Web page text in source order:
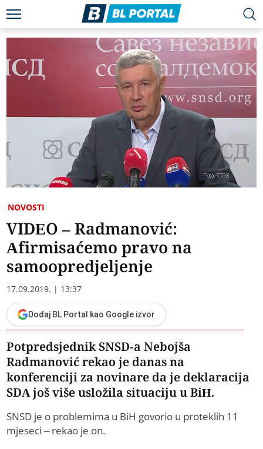
NOVOSTI
VIDEO – Radmanović:
Afirmisaćemo pravo na
samoopredjeljenje
17.09.2019. | 13:37
Dodaj BL Portal kao Google izvor
Potpredsjednik SNSD-a Nebojša
Radmanović rekao je danas na
konferenciji za novinare da je deklaracija
SDA još više usložila situaciju u BiH.
SNSD je o problemima u BiH govorio u proteklih 11
mjeseci – rekao je on.